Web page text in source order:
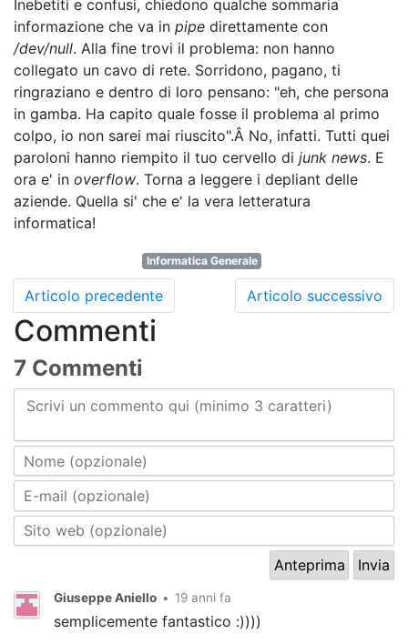
Inebetiti e confusi, chiedono qualche sommaria
informazione che va in pipe direttamente con
/dev/null. Alla fine trovi il problema: non hanno
collegato un cavo di rete. Sorridono, pagano, ti
ringraziano e dentro di loro pensano: "eh, che persona
in gamba. Ha capito quale fosse il problema al primo
colpo, io non sarei mai riuscito".Â No, infatti. Tutti quei
paroloni hanno riempito il tuo cervello di junk news. E
ora e' in overflow. Torna a leggere i depliant delle
aziende. Quella si' che e' la vera letteratura
informatica!
Informatica Generale
Articolo precedente Articolo successivo
Commenti
7 Commenti
Scrivi un commento qui (minimo 3 caratteri)
Giuseppe Aniello • 19 anni fa
semplicemente fantastico :))))